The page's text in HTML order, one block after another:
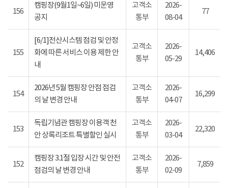
156
캠핑장(9월1일~6일) 미운영
공지
고객소
통부
2026-
08-04
77
155
[6/1]전산시스템 점검 및 안정
화에 따른 서비스 이용 제한 안
내
고객소
통부
2026-
05-29
14,406
154
2026년 5월 캠핑장 안점 점검
의 날 변경 안내
고객소
통부
2026-
04-07
16,299
153
독립기념관 캠핑장 이용객 천
안 상록리조트 특별할인 실시
고객소
통부
2026-
03-04
22,320
152
캠핑장 3.1절 입장 시간 및 안전
점검의 날 변경 안내
고객소
통부
2026-
02-09
7,859